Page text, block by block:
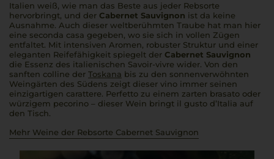
Italien weiß, wie man das Beste aus jeder Rebsorte
hervorbringt, und der Cabernet Sauvignon ist da keine
Ausnahme. Auch dieser weltberühmten Traube hat man hier
eine seconda casa gegeben, wo sie sich in vollen Zügen
entfaltet. Mit intensiven Aromen, robuster Struktur und einer
eleganten Reifefähigkeit spiegelt der Cabernet Sauvignon
die Essenz des italienischen Savoir-vivre wider. Von den
sanften colline der Toskana bis zu den sonnenverwöhnten
Weingärten des Südens zeigt dieser vino immer seinen
einzigartigen carattere. Perfetto zu einem zarten brasato oder
würzigem pecorino – dieser Wein bringt il gusto d’Italia auf
den Tisch.
Mehr Weine der Rebsorte Cabernet Sauvignon